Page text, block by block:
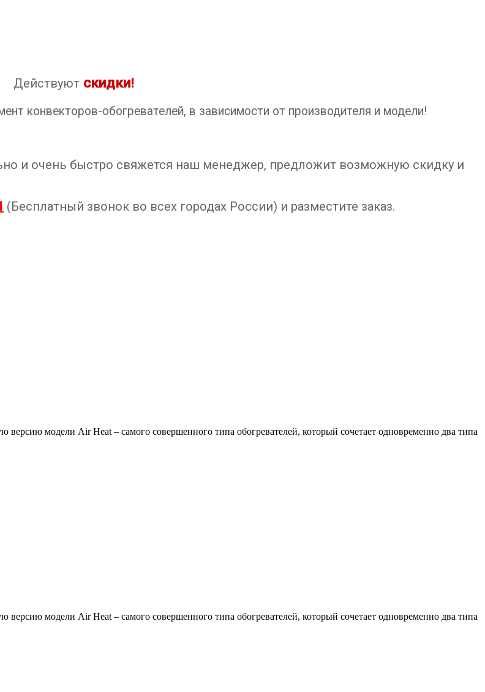
Действуютскидки!
конвекторов-обогревателей, в зависимости от производителя и модели!
и очень быстро свяжется наш менеджер, предложит возможную скидку и
(Бесплатный звонок во всех городах России) и разместите заказ.
модели Air Heat – cамого совершенного типа обогревателей, который сочетает одновременно два типа
модели Air Heat – cамого совершенного типа обогревателей, который сочетает одновременно два типа